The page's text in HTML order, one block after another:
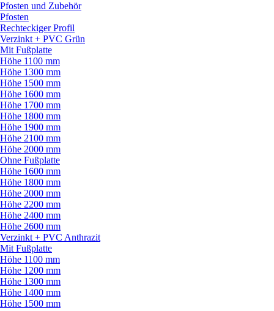
Pfosten und Zubehör
Pfosten
Rechteckiger Profil
Verzinkt + PVC Grün
Mit Fußplatte
Höhe 1100 mm
Höhe 1300 mm
Höhe 1500 mm
Höhe 1600 mm
Höhe 1700 mm
Höhe 1800 mm
Höhe 1900 mm
Höhe 2100 mm
Höhe 2000 mm
Ohne Fußplatte
Höhe 1600 mm
Höhe 1800 mm
Höhe 2000 mm
Höhe 2200 mm
Höhe 2400 mm
Höhe 2600 mm
Verzinkt + PVC Anthrazit
Mit Fußplatte
Höhe 1100 mm
Höhe 1200 mm
Höhe 1300 mm
Höhe 1400 mm
Höhe 1500 mm